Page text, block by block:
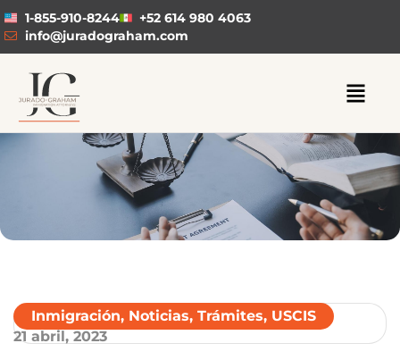
1-855-910-8244
+52 614 980 4063
info@juradograham.com
Inmigración, Noticias, Trámites, USCIS
21 abril, 2023